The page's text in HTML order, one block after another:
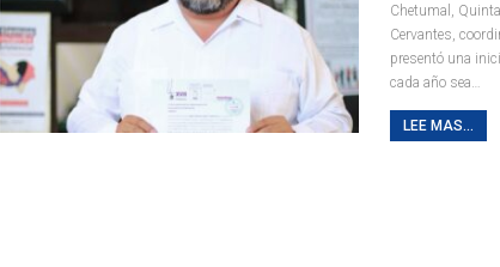
Chetumal,
Cervantes,
presentó una
cada año sea
LEE MAS...